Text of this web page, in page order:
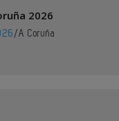
2026
/A Coruña